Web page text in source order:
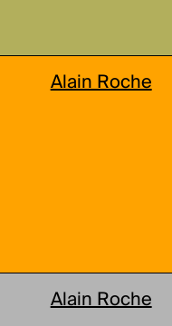
Alain Roche
Alain Roche